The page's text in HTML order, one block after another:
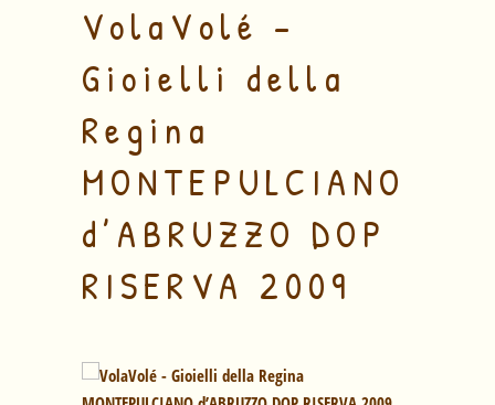
VolaVolé –
Gioielli della
Regina
MONTEPULCIANO
d’ABRUZZO DOP
RISERVA 2009